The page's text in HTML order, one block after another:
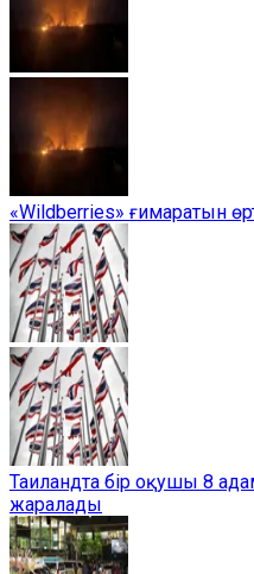
«Wildberries» ғимаратын
Таиландта бір оқушы 8
жаралады